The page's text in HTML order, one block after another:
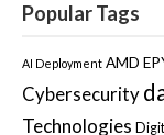
Popular Tags
AI Deployment AMD
Cybersecurity
Technologies